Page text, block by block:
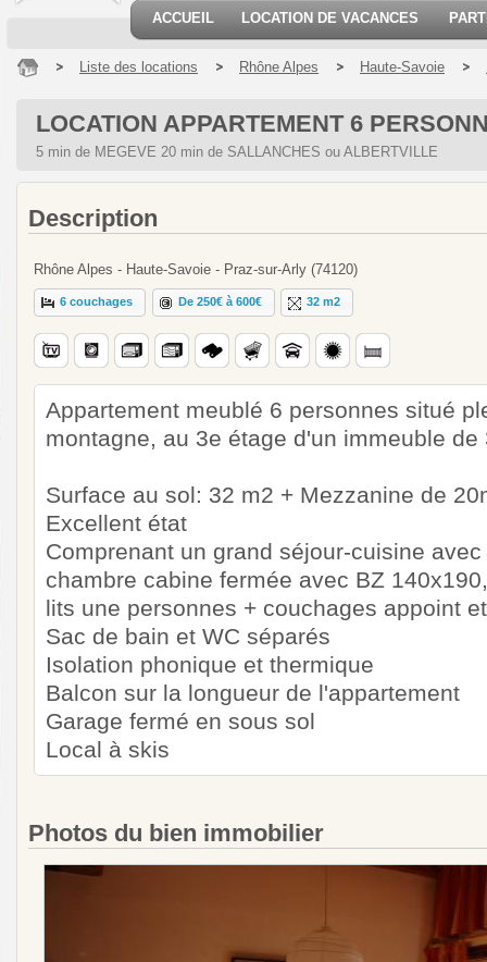
ACCUEIL LOCATION DE VACANCES
Liste des locations Rhône Alpes Haute-Savoie
LOCATION APPARTEMENT 6
5 min de MEGEVE 20 min de SALLANCHES ou ALBERTVILLE
Description
Rhône Alpes - Haute-Savoie - Praz-sur-Arly (74120)
6 couchages De 250€ à 600€ 32 m2
Appartement meublé 6 personnes situé
montagne, au 3e étage d'un immeuble
Surface au sol: 32 m2 + Mezzanine de
Excellent état
Comprenant un grand séjour-cuisine
chambre cabine fermée avec BZ
lits une personnes + couchages appoint
Sac de bain et WC séparés
Isolation phonique et thermique
Balcon sur la longueur de l'appartement
Garage fermé en sous sol
Local à skis
Photos du bien immobilier